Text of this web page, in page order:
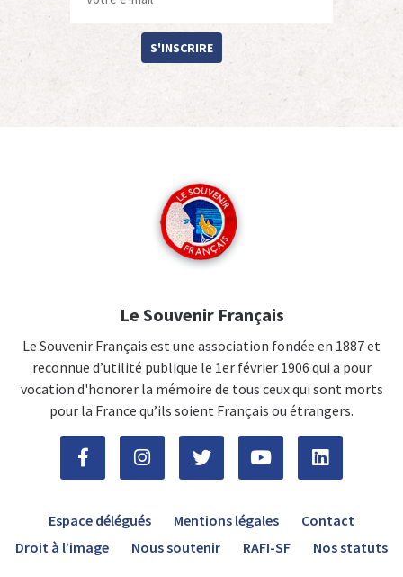
S'INSCRIRE
Le Souvenir Français
Le Souvenir Français est une association fondée en 1887 et
reconnue d’utilité publique le 1er février 1906 qui a pour
vocation d'honorer la mémoire de tous ceux qui sont morts
pour la France qu’ils soient Français ou étrangers.
Espace délégués Mentions légales
Contact
Droit à l’image
Nous soutenir RAFI-SF Nos statuts